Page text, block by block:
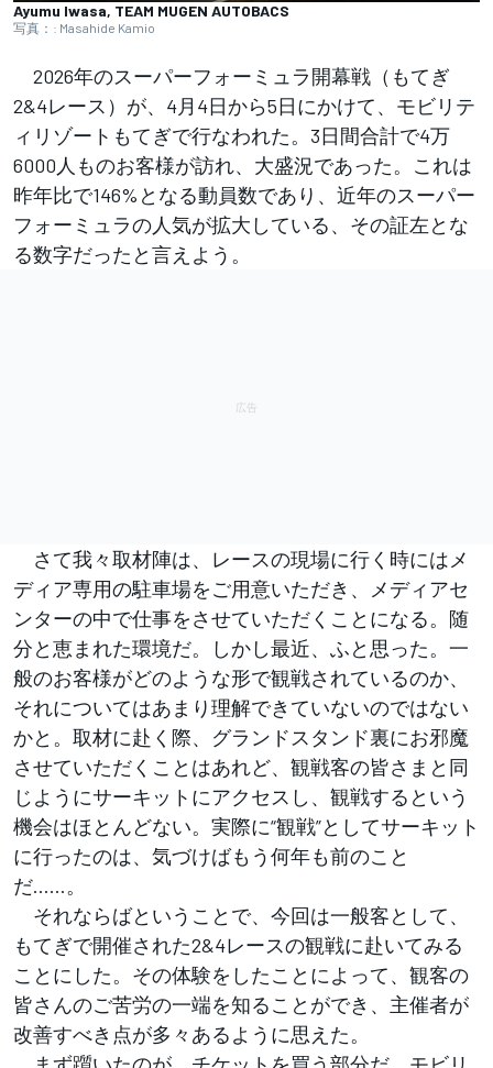
Ayumu Iwasa, TEAM MUGEN AUTOBACS
写真：: Masahide Kamio
2026年のスーパーフォーミュラ開幕戦（もてぎ
2&4レース）が、4月4日から5日にかけて、モビリテ
ィリゾートもてぎで行なわれた。3日間合計で4万
6000人ものお客様が訪れ、大盛況であった。これは
昨年比で146%となる動員数であり、近年のスーパー
フォーミュラの人気が拡大している、その証左とな
る数字だったと言えよう。
さて我々取材陣は、レースの現場に行く時にはメ
ディア専用の駐車場をご用意いただき、メディアセ
ンターの中で仕事をさせていただくことになる。随
分と恵まれた環境だ。しかし最近、ふと思った。一
般のお客様がどのような形で観戦されているのか、
それについてはあまり理解できていないのではない
かと。取材に赴く際、グランドスタンド裏にお邪魔
させていただくことはあれど、観戦客の皆さまと同
じようにサーキットにアクセスし、観戦するという
機会はほとんどない。実際に“観戦”としてサーキット
に行ったのは、気づけばもう何年も前のこと
だ……。
それならばということで、今回は一般客として、
もてぎで開催された2&4レースの観戦に赴いてみる
ことにした。その体験をしたことによって、観客の
皆さんのご苦労の一端を知ることができ、主催者が
改善すべき点が多々あるように思えた。